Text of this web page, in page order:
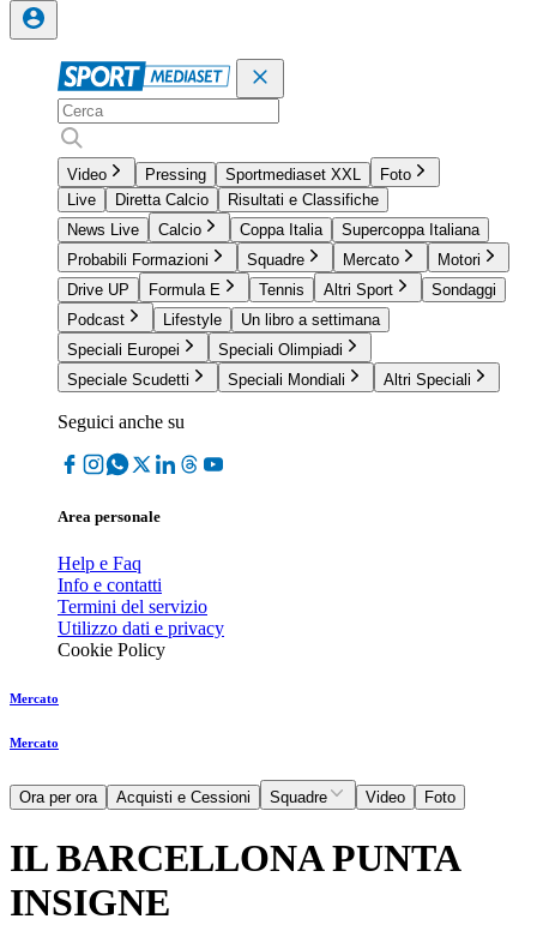
Video Pressing Sportmediaset XXL
Foto
Live
Diretta Calcio
Risultati e Classifiche
News Live
Calcio Coppa Italia
Supercoppa Italiana
Probabili Formazioni
Squadre Mercato
Motori
Drive UP
Formula E Tennis Altri Sport
Sondaggi
Podcast
Lifestyle
Un libro a settimana
Speciali Europei
Speciali Olimpiadi
Speciale Scudetti
Speciali Mondiali Altri Speciali
Seguici anche su
Area personale
Help e Faq
Info e contatti
Termini del servizio
Utilizzo dati e privacy
Cookie Policy
Mercato
Mercato
Ora per ora Acquisti e Cessioni Squadre Video Foto
IL BARCELLONA PUNTA
INSIGNE